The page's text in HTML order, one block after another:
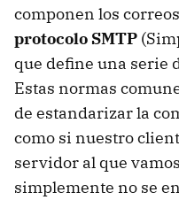
componen los
protocolo SMTP
que define una serie
Estas normas
de estandarizar la
como si nuestro
servidor al que
simplemente no se